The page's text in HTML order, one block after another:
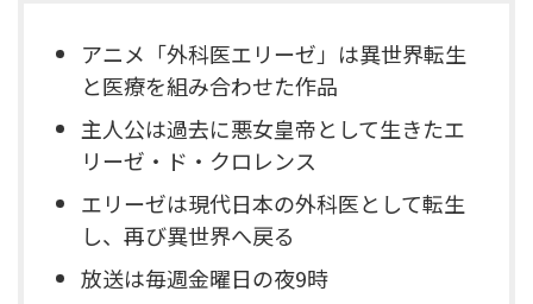
アニメ「外科医エリーゼ」は異世界転生
と医療を組み合わせた作品
主人公は過去に悪女皇帝として生きたエ
リーゼ・ド・クロレンス
エリーゼは現代日本の外科医として転生
し、再び異世界へ戻る
放送は毎週金曜日の夜9時